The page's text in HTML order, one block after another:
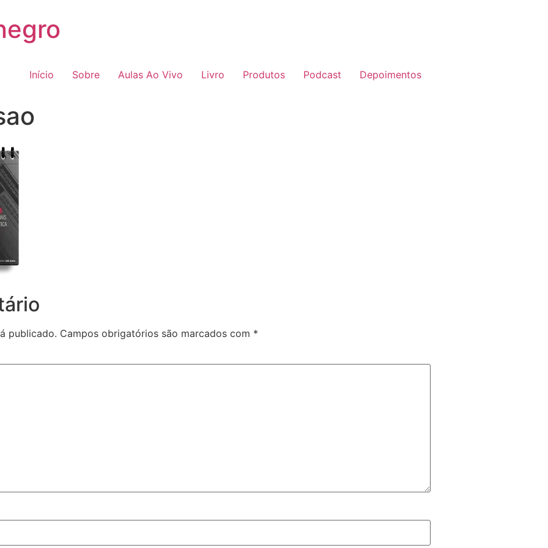
Início Sobre Aulas Ao Vivo Livro Produtos Podcast Depoimentos
publicado. Campos obrigatórios são marcados com *